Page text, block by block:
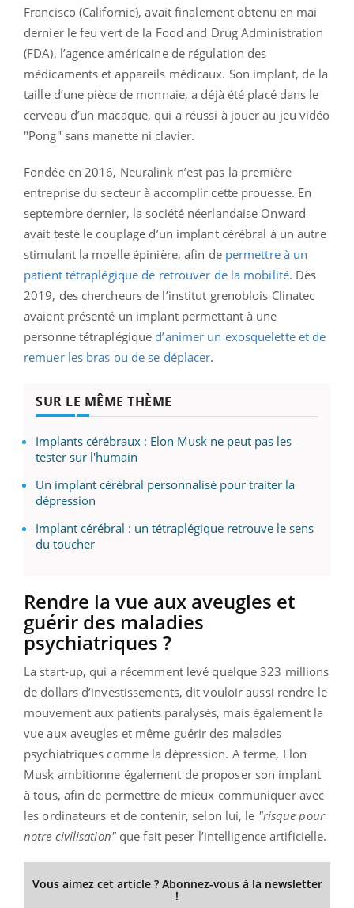
Francisco (Californie), avait finalement obtenu en mai
dernier le feu vert de la Food and Drug Administration
(FDA), l’agence américaine de régulation des
médicaments et appareils médicaux. Son implant, de la
taille d’une pièce de monnaie, a déjà été placé dans le
cerveau d’un macaque, qui a réussi à jouer au jeu vidéo
"Pong" sans manette ni clavier.
Fondée en 2016, Neuralink n’est pas la première
entreprise du secteur à accomplir cette prouesse. En
septembre dernier, la société néerlandaise Onward
avait testé le couplage d’un implant cérébral à un autre
stimulant la moelle épinière, afin de permettre à un
patient tétraplégique de retrouver de la mobilité. Dès
2019, des chercheurs de l’institut grenoblois Clinatec
avaient présenté un implant permettant à une
personne tétraplégique d’animer un exosquelette et de
remuer les bras ou de se déplacer.
SUR LE MÊME THÈME
Implants cérébraux : Elon Musk ne peut pas les
tester sur l'humain
Un implant cérébral personnalisé pour traiter la
dépression
Implant cérébral : un tétraplégique retrouve le sens
du toucher
Rendre la vue aux aveugles et
guérir des maladies
psychiatriques ?
La start-up, qui a récemment levé quelque 323 millions
de dollars d’investissements, dit vouloir aussi rendre le
mouvement aux patients paralysés, mais également la
vue aux aveugles et même guérir des maladies
psychiatriques comme la dépression. A terme, Elon
Musk ambitionne également de proposer son implant
à tous, afin de permettre de mieux communiquer avec
les ordinateurs et de contenir, selon lui, le "risque pour
notre civilisation"que fait peser l’intelligence artificielle.
Vous aimez cet article ? Abonnez-vous à la newsletter
!